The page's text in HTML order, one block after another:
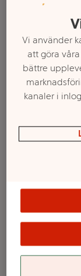
svamprisotto
Filter
Vi använder
att göra
bättre
kanaler i